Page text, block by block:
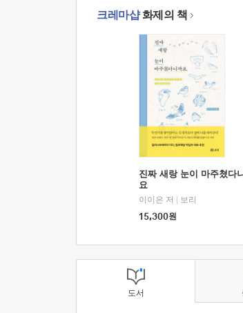
크레마샵화제의 책
진짜 새랑 눈이 마주쳤다
요
이이은 저
보리
15,300원
도서